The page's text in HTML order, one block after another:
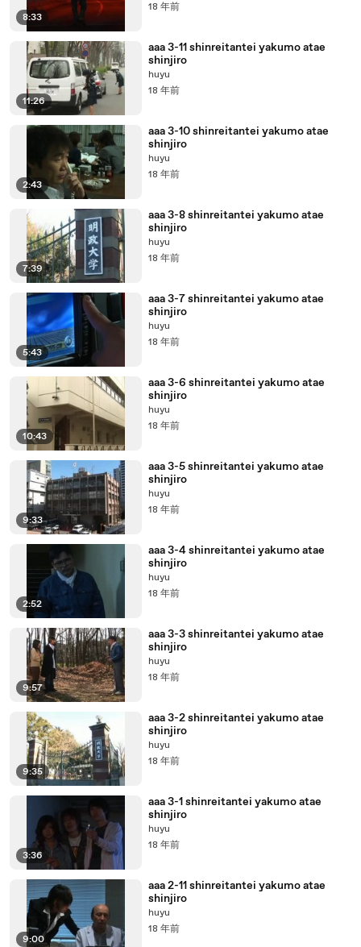
8:33
18 年前
11:26
aaa 3-11 shinreitantei yakumo atae
shinjiro
huyu
18 年前
2:43
aaa 3-10 shinreitantei yakumo atae
shinjiro
huyu
18 年前
7:39
aaa 3-8 shinreitantei yakumo atae
shinjiro
huyu
18 年前
5:43
aaa 3-7 shinreitantei yakumo atae
shinjiro
huyu
18 年前
10:43
aaa 3-6 shinreitantei yakumo atae
shinjiro
huyu
18 年前
9:33
aaa 3-5 shinreitantei yakumo atae
shinjiro
huyu
18 年前
2:52
aaa 3-4 shinreitantei yakumo atae
shinjiro
huyu
18 年前
9:57
aaa 3-3 shinreitantei yakumo atae
shinjiro
huyu
18 年前
9:35
aaa 3-2 shinreitantei yakumo atae
shinjiro
huyu
18 年前
3:36
aaa 3-1 shinreitantei yakumo atae
shinjiro
huyu
18 年前
9:00
aaa 2-11 shinreitantei yakumo atae
shinjiro
huyu
18 年前